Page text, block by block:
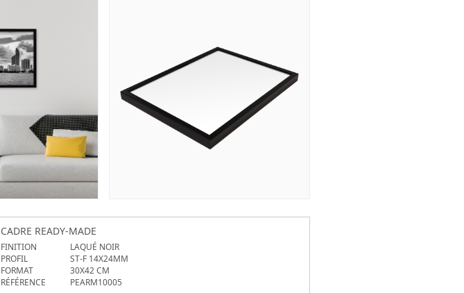
CADRE READY-MADE
FINITION
LAQUÉ NOIR
PROFIL
ST-F 14X24MM
FORMAT
30X42 CM
RÉFÉRENCE
PEARM10005